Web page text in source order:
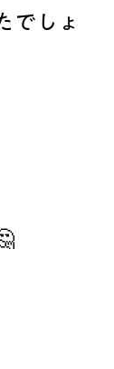
でしょ